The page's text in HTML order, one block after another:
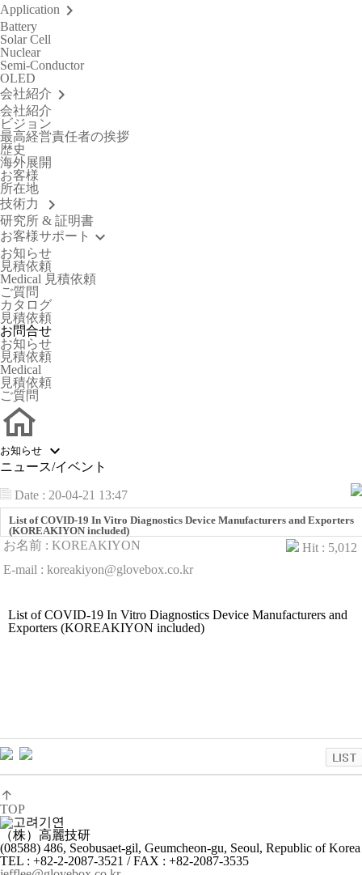
Application keyboard_arrow_right
Battery
Solar Cell
Nuclear
Semi-Conductor
OLED
会社紹介 keyboard_arrow_right
会社紹介
ビジョン
最高経営責任者の挨拶
歴史
海外展開
お客様
所在地
技術力
keyboard_arrow_right
研究所 & 証明書
お客様サポート keyboard_arrow_down
お知らせ
見積依頼
Medical 見積依頼
ご質問
カタログ
見積依頼
お問合せ
お知らせ
見積依頼
Medical
見積依頼
ご質問
お知らせ 
ニュース/イベント
Date : 20-04-21 13:47
List of COVID-19 In Vitro Diagnostics Device Manufacturers and Exporters
(KOREAKIYON included)
お名前 : KOREAKIYON
Hit :
E-mail : koreakiyon@glovebox.co.kr
List of COVID-19 In Vitro Diagnostics Device Manufacturers and
Exporters (KOREAKIYON included)
TOP
（株）高麗技研
(08588) 486, Seobusaet-gil, Geumcheon-gu, Seoul, Republic of Korea
TEL : +82-2-2087-3521 / FAX : +82-2087-3535